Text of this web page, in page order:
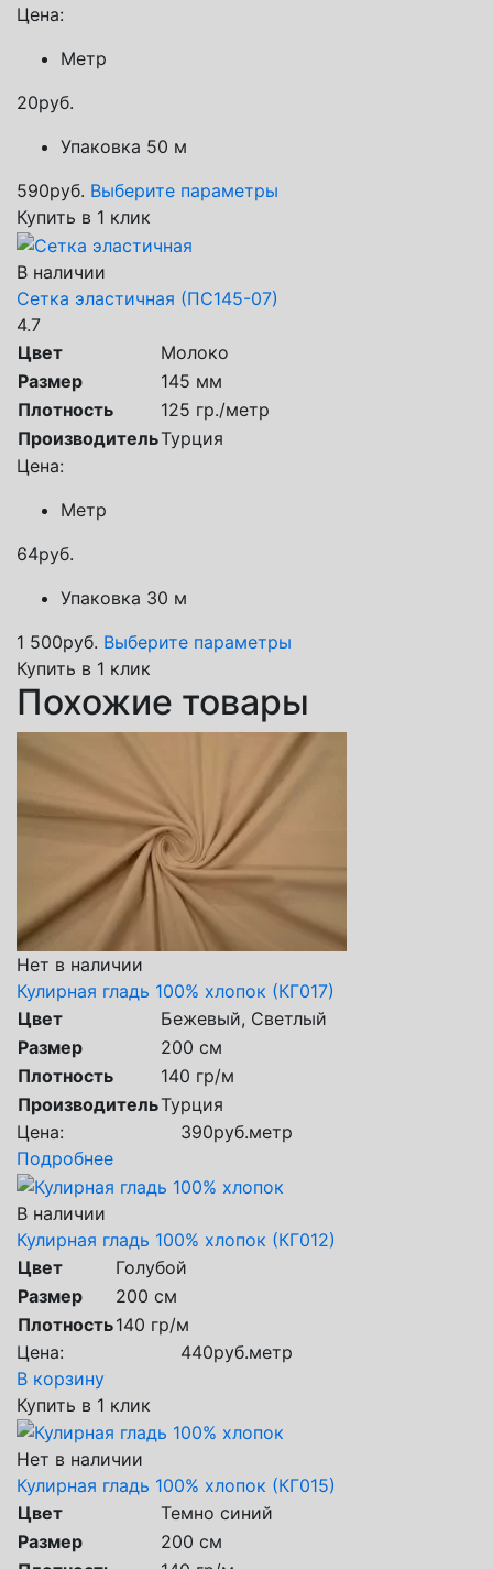
Цена:
Метр
20руб.
Упаковка 50 м
590руб. Выберите параметры
Купить в 1 клик
В наличии
Сетка эластичная (ПС145-07)
4.7
Цвет
Молоко
Размер
145 мм
Плотность
125 гр./метр
ПроизводительТурция
Цена:
Метр
64руб.
Упаковка 30 м
1 500руб. Выберите параметры
Купить в 1 клик
Похожие товары
Нет в наличии
Кулирная гладь 100% хлопок (КГ017)
Цвет
Бежевый, Светлый
Размер
200 см
Плотность
140 гр/м
ПроизводительТурция
Цена:
390руб.метр
Подробнее
В наличии
Кулирная гладь 100% хлопок (КГ012)
Цвет
Голубой
Размер
200 см
Плотность140 гр/м
Цена:
440руб.метр
В корзину
Купить в 1 клик
Нет в наличии
Кулирная гладь 100% хлопок (КГ015)
Цвет
Темно синий
Размер
200 см